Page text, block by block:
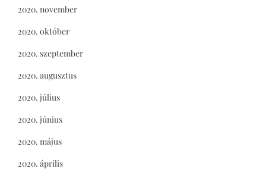
2020. november
2020. október
2020. szeptember
2020. augusztus
2020. július
2020. június
2020. május
2020. április